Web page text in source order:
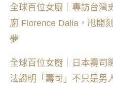
全球百位女廚｜專訪台灣
廚 Florence Dalia，甩開
夢
全球百位女廚｜日本壽司
法證明「壽司」不只是男